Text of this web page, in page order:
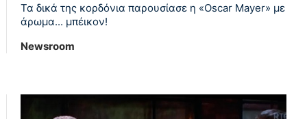
Τα δικά της κορδόνια παρουσίασε η «Oscar Mayer» με
άρωμα... μπέικον!
Newsroom